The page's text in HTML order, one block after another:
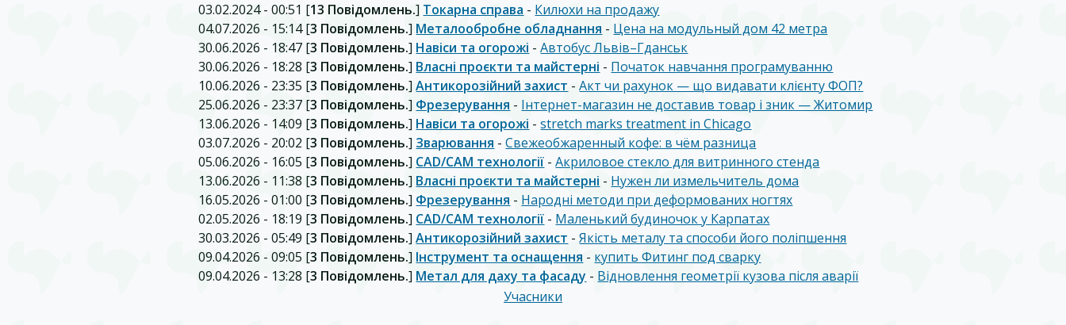
03.02.2024 - 00:51 [13 Повідомлень.] Токарна справа - Килюхи на продажу
04.07.2026 - 15:14 [3 Повідомлень.] Металообробне обладнання - Цена на модульный дом 42 метра
30.06.2026 - 18:47 [3 Повідомлень.] Навіси та огорожі -Автобус Львів–Гданськ
30.06.2026 - 18:28 [3 Повідомлень.] Власні проєкти та майстерні - Початок навчання програмуванню
10.06.2026 - 23:35 [3 Повідомлень.]Антикорозійний захист -Акт чи рахунок — що видавати клієнту ФОП?
25.06.2026 - 23:37 [3 Повідомлень.] Фрезерування - Інтернет-магазин не доставив товар і зник — Житомир
13.06.2026 - 14:09 [3 Повідомлень.] Навіси та огорожі -stretch marks treatment in Chicago
03.07.2026 - 20:02 [3 Повідомлень.] Зварювання -Свежеобжаренный кофе: в чём разница
05.06.2026 - 16:05 [3 Повідомлень.] CAD/CAM технології -Акриловое стекло для витринного стенда
13.06.2026 - 11:38 [3 Повідомлень.] Власні проєкти та майстерні - Нужен ли измельчитель дома
16.05.2026 - 01:00 [3 Повідомлень.] Фрезерування - Народні методи при деформованих ногтях
02.05.2026 - 18:19 [3 Повідомлень.] CAD/CAM технології - Маленький будиночок у Карпатах
30.03.2026 - 05:49 [3 Повідомлень.]Антикорозійний захист -Якість металу та способи його поліпшення
09.04.2026 - 09:05 [3 Повідомлень.] Інструмент та оснащення - купить Фитинг под сварку
09.04.2026 - 13:28 [3 Повідомлень.] Метал для даху та фасаду - Відновлення геометрії кузова після аварії
Учасники